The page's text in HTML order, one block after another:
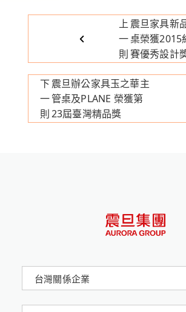
上
一
則
震旦家具新
桌榮獲2015
賽優秀設計
下
一
則
震旦辦公家具玉之華主
管桌及PLANE 榮獲第
23屆臺灣精品獎
台灣關係企業